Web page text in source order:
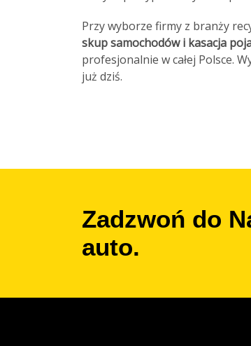
Przy wyborze firmy z branży
skup samochodów i kasacja
profesjonalnie w całej Polsce.
już dziś.
Zadzwoń do
auto.